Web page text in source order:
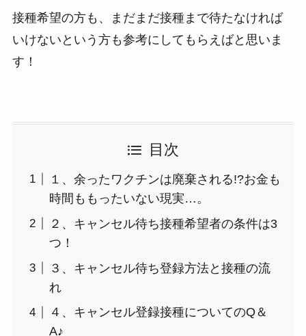
接種希望の方も、まだまだ接種まで待たなければ
いけないという方も参考にしてもらえばと思いま
す！
目次
１、余ったワクチンは廃棄される!?お金も
時間ももったいない現実…。
２、キャンセル待ち接種希望者の条件は3
つ！
３、キャンセル待ち登録方法と接種の流
れ
４、キャンセル登録接種についてのQ＆
A♪